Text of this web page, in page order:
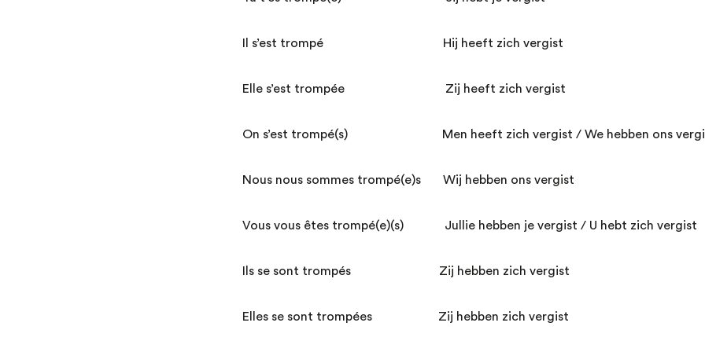
Il s’est trompé Hij heeft zich vergist
Elle s’est trompée Zij heeft zich vergist
On s’est trompé(s) Men heeft zich vergist / We hebben ons
Nous nous sommes trompé(e)s Wij hebben ons vergist
Vous vous êtes trompé(e)(s) Jullie hebben je vergist / U hebt zich vergist
Ils se sont trompés Zij hebben zich vergist
Elles se sont trompées Zij hebben zich vergist